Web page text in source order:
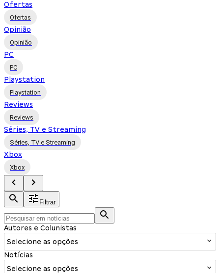
Ofertas
Ofertas
Opinião
Opinião
PC
PC
Playstation
Playstation
Reviews
Reviews
Séries, TV e Streaming
Séries, TV e Streaming
Xbox
Xbox
Filtrar
Autores e Colunistas
Selecione as opções
Notícias
Selecione as opções